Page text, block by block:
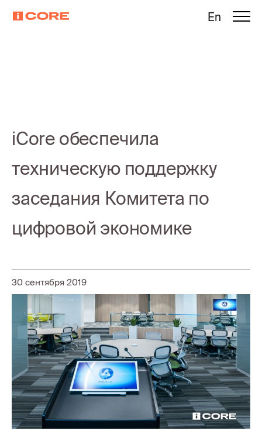
En
iCore обеспечила
техническую поддержку
заседания Комитета по
цифровой экономике
30 сентября 2019